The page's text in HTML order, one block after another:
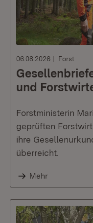
06.08.2026 Forst
und
Forstministerin
geprüften
ihre
überreicht.
Mehr